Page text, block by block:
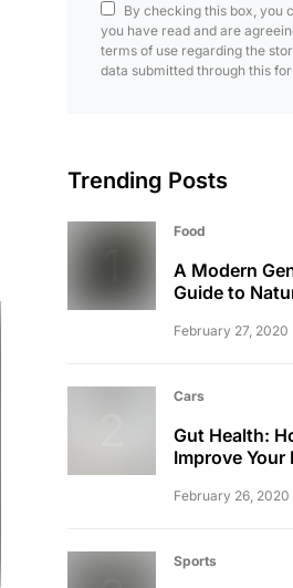
By checking this box, you
you have read and are
terms of use regarding the
data submitted through this
Trending Posts
Food
A Modern
Guide to
February 27, 2020
Cars
Gut Health:
Improve
February 26, 2020
Sports